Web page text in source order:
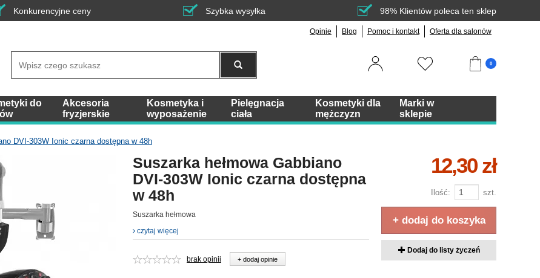
Konkurencyjne ceny Szybka wysyłka 98% Klientów poleca ten sklep
Opinie Blog Pomoc i kontakt Oferta dla salonów
0
do
Akcesoria
fryzjerskie
Kosmetyka i
wyposażenie
Pielęgnacja
ciała
Kosmetyki dla
mężczyzn
Marki w
sklepie
DVI-303W Ionic czarna dostępna w 48h
Suszarka hełmowa Gabbiano
DVI-303W Ionic czarna dostępna
w 48h
Suszarka hełmowa
czytaj więcej
brak opinii + dodaj opinie
12,30 zł
Ilość: szt.
+ dodaj do koszyka
Dodaj do listy życzeń